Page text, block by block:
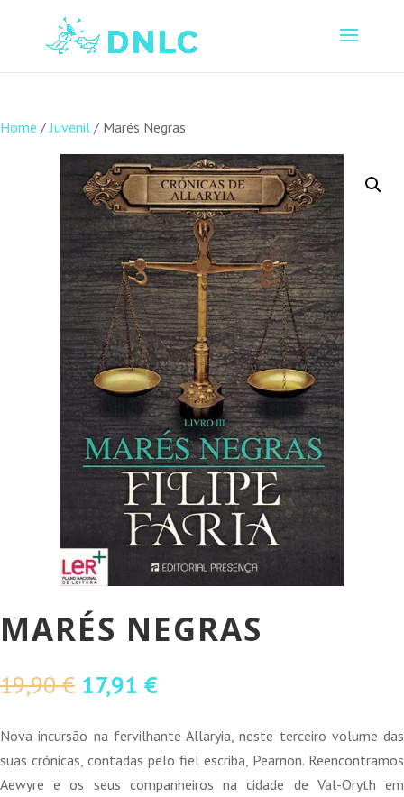
Home /Juvenil / Marés Negras
MARÉS NEGRAS
19,90€ O
original
era:
19,90 €.
17,91 €O
atual
é:
17,91 €.
Nova incursão na fervilhante Allaryia, neste terceiro volume das
suas crónicas, contadas pelo fiel escriba, Pearnon. Reencontramos
Aewyre e os seus companheiros na cidade de Val-Oryth em